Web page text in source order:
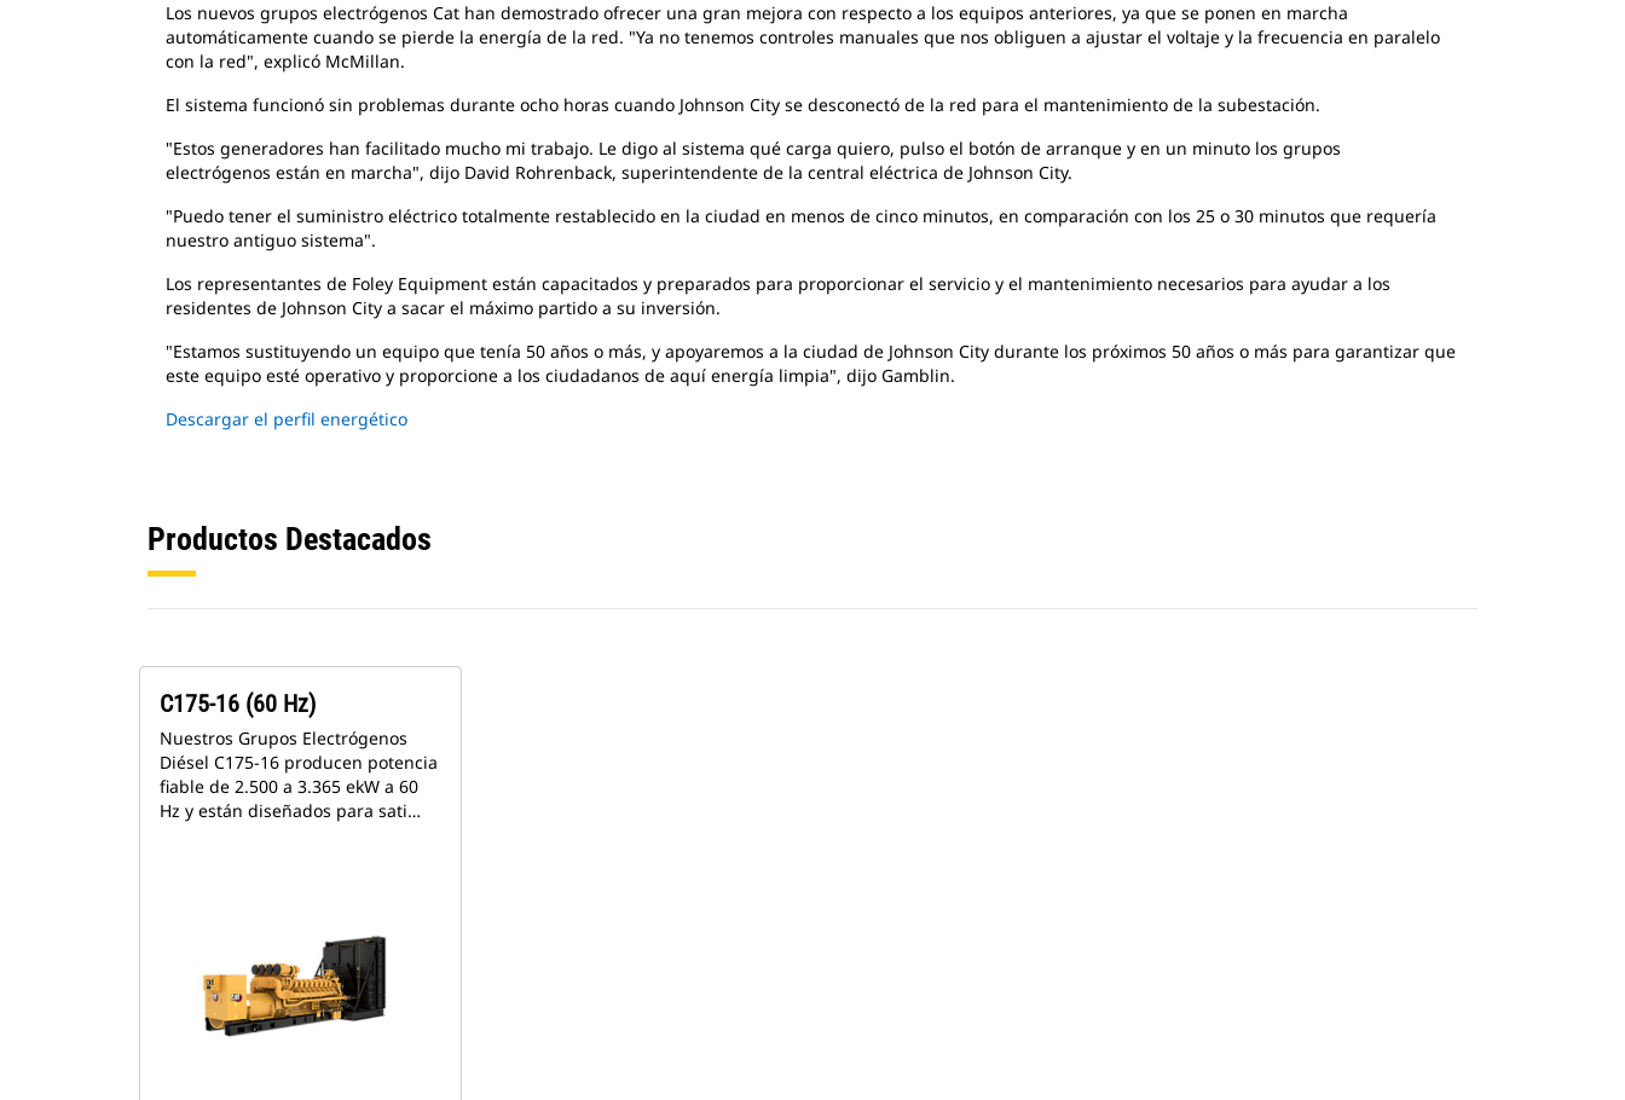
Los nuevos grupos electrógenos Cat han demostrado ofrecer una gran mejora con respecto a los equipos anteriores, ya que se ponen en marcha
automáticamente cuando se pierde la energía de la red. "Ya no tenemos controles manuales que nos obliguen a ajustar el voltaje y la frecuencia en paralelo
con la red", explicó McMillan.
El sistema funcionó sin problemas durante ocho horas cuando Johnson City se desconectó de la red para el mantenimiento de la subestación.
"Estos generadores han facilitado mucho mi trabajo. Le digo al sistema qué carga quiero, pulso el botón de arranque y en un minuto los grupos
electrógenos están en marcha", dijo David Rohrenback, superintendente de la central eléctrica de Johnson City.
"Puedo tener el suministro eléctrico totalmente restablecido en la ciudad en menos de cinco minutos, en comparación con los 25 o 30 minutos que requería
nuestro antiguo sistema".
Los representantes de Foley Equipment están capacitados y preparados para proporcionar el servicio y el mantenimiento necesarios para ayudar a los
residentes de Johnson City a sacar el máximo partido a su inversión.
"Estamos sustituyendo un equipo que tenía 50 años o más, y apoyaremos a la ciudad de Johnson City durante los próximos 50 años o más para garantizar que
este equipo esté operativo y proporcione a los ciudadanos de aquí energía limpia", dijo Gamblin.
Descargar el perfil energético
Productos Destacados
C175-16 (60 Hz)
Nuestros Grupos Electrógenos
Diésel C175-16 producen potencia
fiable de 2.500 a 3.365 ekW a 60
Hz y están diseñados para sati…